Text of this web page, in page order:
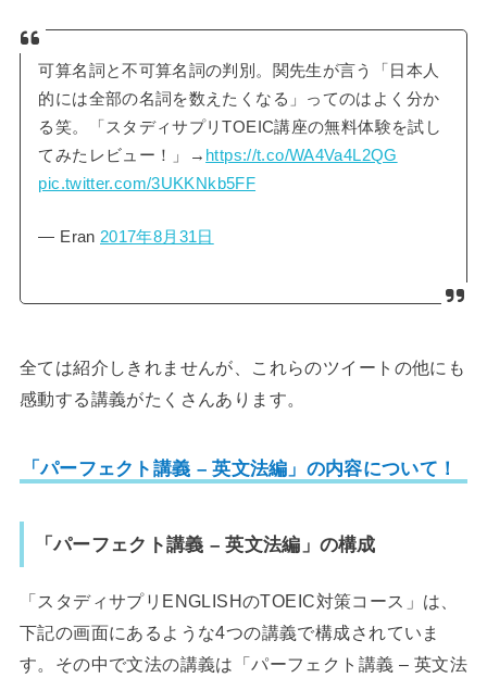
可算名詞と不可算名詞の判別。関先生が言う「日本人
的には全部の名詞を数えたくなる」ってのはよく分か
る笑。「スタディサプリTOEIC講座の無料体験を試し
てみたレビュー！」→ https://t.co/WA4Va4L2QG
pic.twitter.com/3UKKNkb5FF
— Eran 2017年8月31日
全ては紹介しきれませんが、これらのツイートの他にも
感動する講義がたくさんあります。
「パーフェクト講義 – 英文法編」の内容について！
「パーフェクト講義 – 英文法編」の構成
「スタディサプリENGLISHのTOEIC対策コース」は、
下記の画面にあるような4つの講義で構成されていま
す。その中で文法の講義は「パーフェクト講義 – 英文法